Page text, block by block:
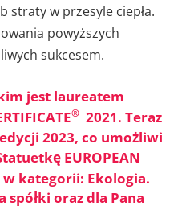
straty w przesyle ciepła.
powyższych
sukcesem.
jest laureatem
® 2021. Teraz
2023, co umożliwi
EUROPEAN
w kategorii: Ekologia.
spółki oraz dla Pana